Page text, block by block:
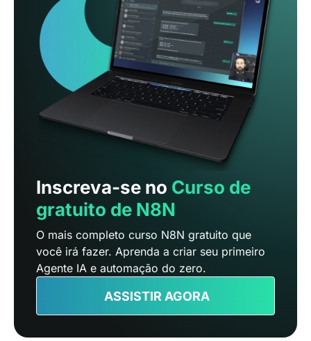
Inscreva-se no Curso de
gratuito de N8N
O mais completo curso N8N gratuito que
você irá fazer. Aprenda a criar seu primeiro
Agente IA e automação do zero.
ASSISTIR AGORA